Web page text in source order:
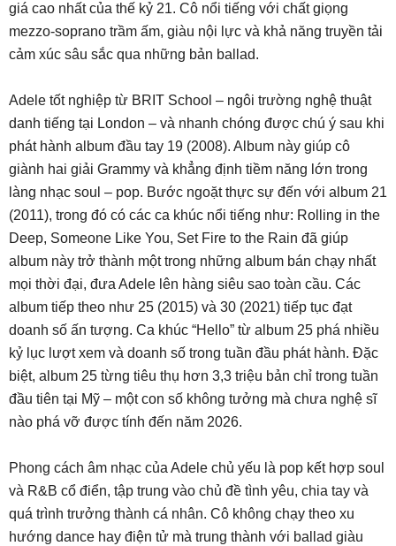
giá cao nhất của thế kỷ 21. Cô nổi tiếng với chất giọng
mezzo-soprano trầm ấm, giàu nội lực và khả năng truyền tải
cảm xúc sâu sắc qua những bản ballad.
Adele tốt nghiệp từ BRIT School – ngôi trường nghệ thuật
danh tiếng tại London – và nhanh chóng được chú ý sau khi
phát hành album đầu tay 19 (2008). Album này giúp cô
giành hai giải Grammy và khẳng định tiềm năng lớn trong
làng nhạc soul – pop. Bước ngoặt thực sự đến với album 21
(2011), trong đó có các ca khúc nổi tiếng như: Rolling in the
Deep, Someone Like You, Set Fire to the Rain đã giúp
album này trở thành một trong những album bán chạy nhất
mọi thời đại, đưa Adele lên hàng siêu sao toàn cầu. Các
album tiếp theo như 25 (2015) và 30 (2021) tiếp tục đạt
doanh số ấn tượng. Ca khúc “Hello” từ album 25 phá nhiều
kỷ lục lượt xem và doanh số trong tuần đầu phát hành. Đặc
biệt, album 25 từng tiêu thụ hơn 3,3 triệu bản chỉ trong tuần
đầu tiên tại Mỹ – một con số không tưởng mà chưa nghệ sĩ
nào phá vỡ được tính đến năm 2026.
Phong cách âm nhạc của Adele chủ yếu là pop kết hợp soul
và R&B cổ điển, tập trung vào chủ đề tình yêu, chia tay và
quá trình trưởng thành cá nhân. Cô không chạy theo xu
hướng dance hay điện tử mà trung thành với ballad giàu